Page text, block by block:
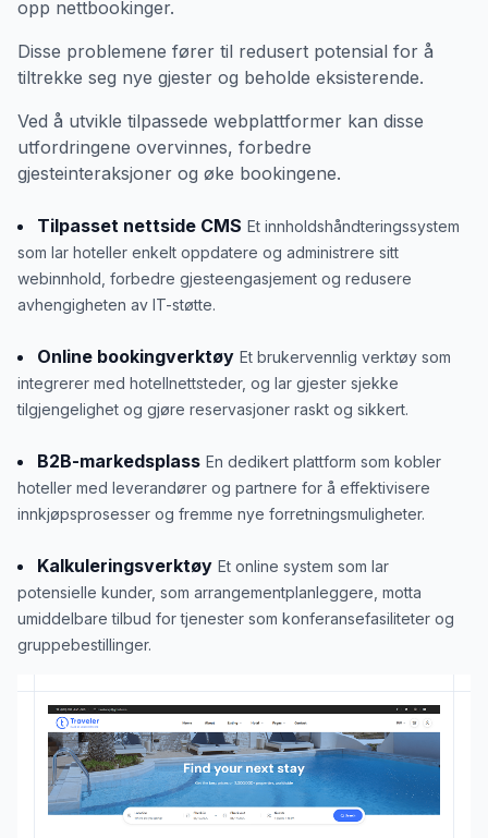
opp nettbookinger.
Disse problemene fører til redusert potensial for å
tiltrekke seg nye gjester og beholde eksisterende.
Ved å utvikle tilpassede webplattformer kan disse
utfordringene overvinnes, forbedre
gjesteinteraksjoner og øke bookingene.
Tilpasset nettside CMS Et innholdshåndteringssystem
som lar hoteller enkelt oppdatere og administrere sitt
webinnhold, forbedre gjesteengasjement og redusere
avhengigheten av IT-støtte.
Online bookingverktøy Et brukervennlig verktøy som
integrerer med hotellnettsteder, og lar gjester sjekke
tilgjengelighet og gjøre reservasjoner raskt og sikkert.
B2B-markedsplass En dedikert plattform som kobler
hoteller med leverandører og partnere for å effektivisere
innkjøpsprosesser og fremme nye forretningsmuligheter.
Kalkuleringsverktøy Et online system som lar
potensielle kunder, som arrangementplanleggere, motta
umiddelbare tilbud for tjenester som konferansefasiliteter og
gruppebestillinger.